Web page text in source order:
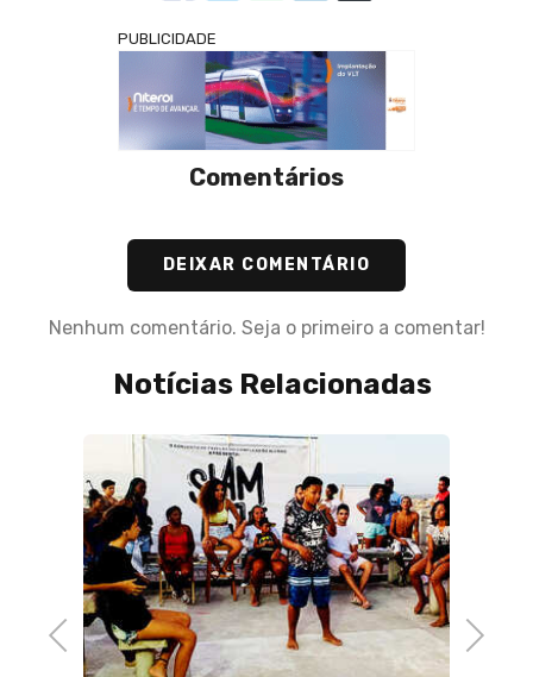
PUBLICIDADE
Comentários
DEIXAR COMENTÁRIO
Nenhum comentário. Seja o primeiro a comentar!
Notícias Relacionadas
Previous Next